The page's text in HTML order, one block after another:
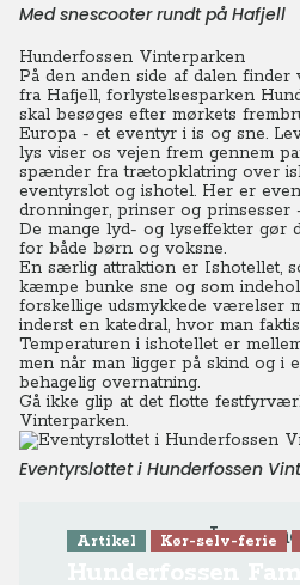
Med snescooter rundt på Hafjell
Hunderfossen Vinterparken
På den anden side af dalen finder
fra Hafjell, forlystelsesparken
skal besøges efter mørkets
Europa - et eventyr i is og sne.
lys viser os vejen frem gennem
spænder fra trætopklatring over
eventyrslot og ishotel. Her er
dronninger, prinser og prinsesser
De mange lyd- og lyseffekter gør
for både børn og voksne.
En særlig attraktion er Ishotellet,
kæmpe bunke sne og som
forskellige udsmykkede værelser
inderst en katedral, hvor man
Temperaturen i ishotellet er
men når man ligger på skind og i
behagelig overnatning.
Gå ikke glip at det flotte
Vinterparken.
Eventyrslottet i Hunderfossen
Læs
Artikel Kør-selv-ferie